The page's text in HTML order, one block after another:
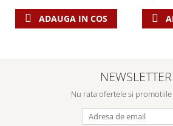
ADAUGA IN COS
NEWSLETTER
Nu rata ofertele si